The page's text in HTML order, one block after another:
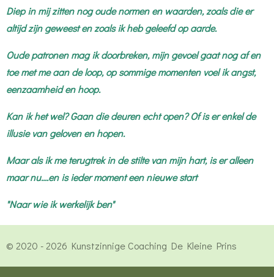
Diep in mij zitten nog oude normen en waarden, zoals die er
altijd zijn geweest en zoals ik heb geleefd op aarde.
Oude patronen mag ik doorbreken, mijn gevoel gaat nog af en
toe met me aan de loop, op sommige momenten voel ik angst,
eenzaamheid en hoop.
Kan ik het wel? Gaan die deuren echt open? Of is er enkel de
illusie van geloven en hopen.
Maar als ik me terugtrek in de stilte van mijn hart, is er alleen
maar nu....en is ieder moment een nieuwe start
"Naar wie ik werkelijk ben"
© 2020 - 2026 Kunstzinnige Coaching De Kleine Prins